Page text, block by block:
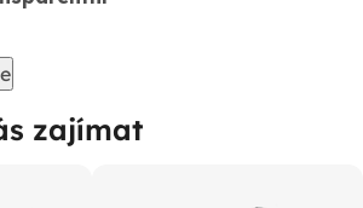
zajímat